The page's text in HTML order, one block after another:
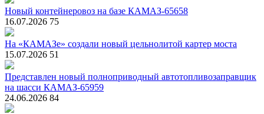
Новый контейнеровоз на базе КАМАЗ-65658
16.07.2026 75
На «КАМАЗе» создали новый цельнолитой картер моста
15.07.2026 51
Представлен новый полноприводный автотопливозаправщик
на шасси КАМАЗ-65959
24.06.2026 84